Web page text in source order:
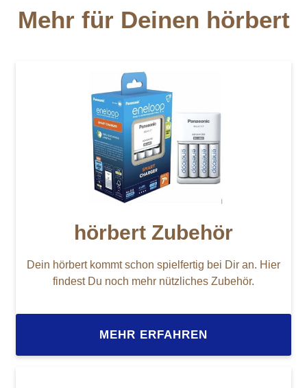
Mehr für Deinen hörbert
hörbert Zubehör
Dein hörbert kommt schon spielfertig bei Dir an. Hier
findest Du noch mehr nützliches Zubehör.
MEHR ERFAHREN